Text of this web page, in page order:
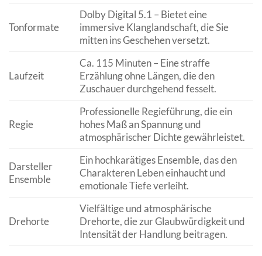
Tonformate
Dolby Digital 5.1 – Bietet eine
immersive Klanglandschaft, die Sie
mitten ins Geschehen versetzt.
Laufzeit
Ca. 115 Minuten – Eine straffe
Erzählung ohne Längen, die den
Zuschauer durchgehend fesselt.
Regie
Professionelle Regieführung, die ein
hohes Maß an Spannung und
atmosphärischer Dichte gewährleistet.
Darsteller
Ensemble
Ein hochkarätiges Ensemble, das den
Charakteren Leben einhaucht und
emotionale Tiefe verleiht.
Drehorte
Vielfältige und atmosphärische
Drehorte, die zur Glaubwürdigkeit und
Intensität der Handlung beitragen.